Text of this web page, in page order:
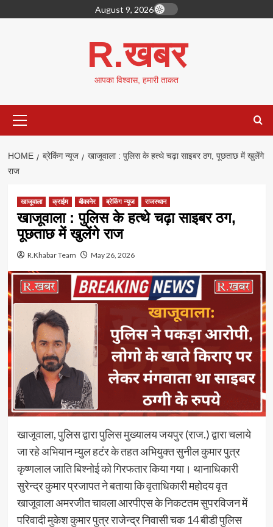
to
August 9, 2026
R.खबर
आपका विश्वास, हमारी ताकत
Menu
HOME ब्रेकिंग न्यूज
खाजूवाला : पुलिस के हत्थे चढ़ा साइबर ठग, पूछताछ में खुलेंगे
राज
खाजूवाला क्राईम बीकानेर ब्रेकिंग न्यूज राजस्थान
खाजूवाला : पुलिस के हत्थे चढ़ा साइबर ठग,
पूछताछ में खुलेंगे राज
R.Khabar Team May 26, 2026
खाजूवाला, पुलिस द्वारा पुलिस मुख्यालय जयपुर (राज.) द्वारा चलाये
जा रहे अभियान म्युल हटंर के तहत अभियुक्त सुनील कुमार पुत्र
कृष्णलाल जाति बिश्नोई को गिरफतार किया गया। थानाधिकारी
सुरेन्द्र कुमार प्रजापत ने बताया कि वृताधिकारी महोदय वृत
खाजूवाला अमरजीत चावला आरपीएस के निकटतम सुपरविजन में
परिवादी मुकेश कुमार पुत्र राजेन्द्र निवासी चक 14 बीडी पुलिस